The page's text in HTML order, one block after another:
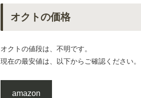
オクトの価格
オクトの値段は、不明です。
現在の最安値は、以下からご確認ください。
amazon